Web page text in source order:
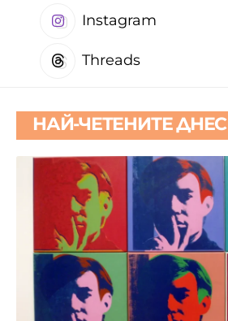
Instagram
Threads
НАЙ-ЧЕТЕНИТЕ ДНЕС